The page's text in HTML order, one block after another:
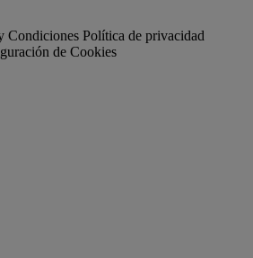
Condiciones Política de privacidad
de Cookies